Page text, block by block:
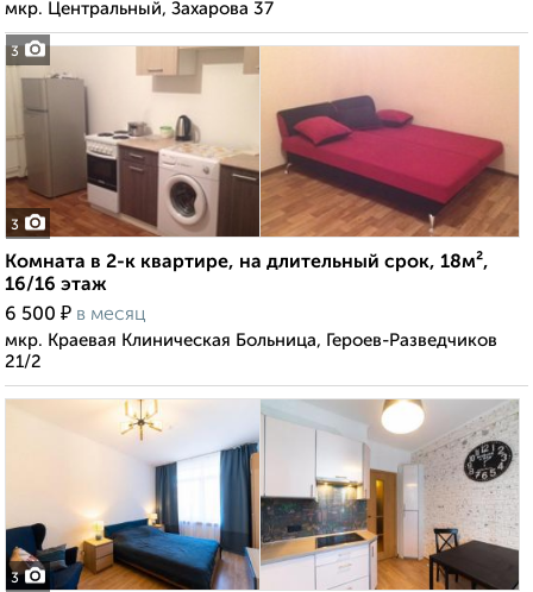
3
мкр. Центральный, Захарова 37
3
Комната в 2-к квартире, на длительный срок, 18м²,
16/16 этаж
6 500 ₽ в месяц
мкр. Краевая Клиническая Больница, Героев-Разведчиков
21/2
3